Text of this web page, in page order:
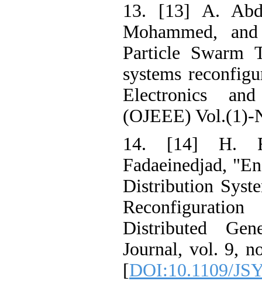
13. [13] A.
Mohammed,
Particle Swarm
systems
Electronics
(OJEEE) Vol.(1)-
14. [14] H.
Fadaeinedjad,
Distribution
Distributed
Journal, vol. 9,
[DOI:10.1109/